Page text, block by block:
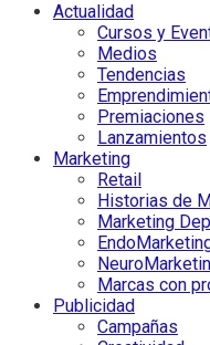
Actualidad
Cursos y
Medios
Tendencias
Premiaciones
Lanzamientos
Marketing
Retail
Historias de
Marketing
Marcas con
Publicidad
Campañas